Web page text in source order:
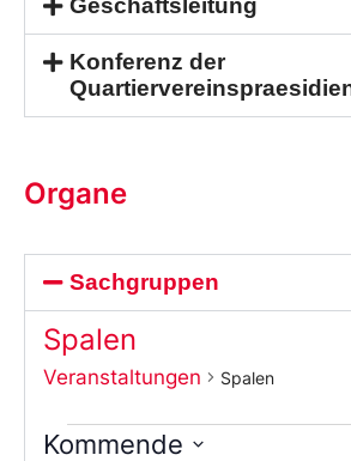
Geschäftsleitung
Konferenz der
Organe
Sachgruppen
Spalen
Veranstaltungen Spalen
Kommende